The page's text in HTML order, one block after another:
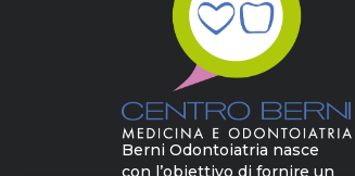
Berni Odontoiatria nasce
con l’obiettivo di fornire un